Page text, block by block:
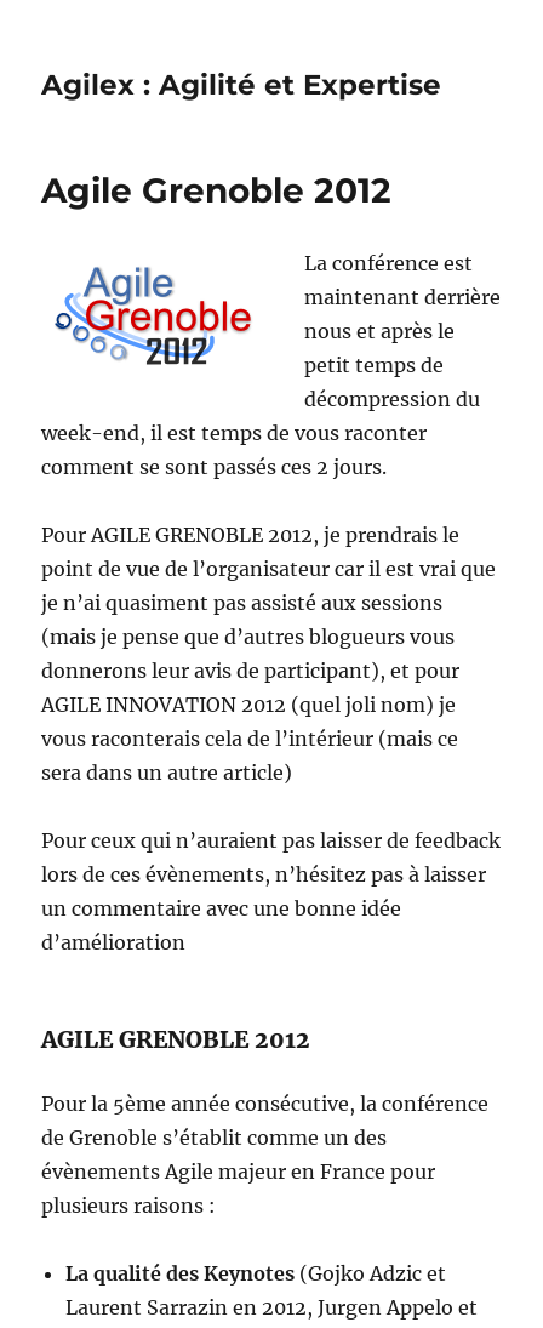
Agilex : Agilité et Expertise
Agile Grenoble 2012
La conférence est
maintenant derrière
nous et après le
petit temps de
décompression du
week-end, il est temps de vous raconter
comment se sont passés ces 2 jours.
Pour AGILE GRENOBLE 2012, je prendrais le
point de vue de l’organisateur car il est vrai que
je n’ai quasiment pas assisté aux sessions
(mais je pense que d’autres blogueurs vous
donnerons leur avis de participant), et pour
AGILE INNOVATION 2012 (quel joli nom) je
vous raconterais cela de l’intérieur (mais ce
sera dans un autre article)
Pour ceux qui n’auraient pas laisser de feedback
lors de ces évènements, n’hésitez pas à laisser
un commentaire avec une bonne idée
d’amélioration
AGILE GRENOBLE 2012
Pour la 5ème année consécutive, la conférence
de Grenoble s’établit comme un des
évènements Agile majeur en France pour
plusieurs raisons :
La qualité des Keynotes (Gojko Adzic et
Laurent Sarrazin en 2012, Jurgen Appelo et